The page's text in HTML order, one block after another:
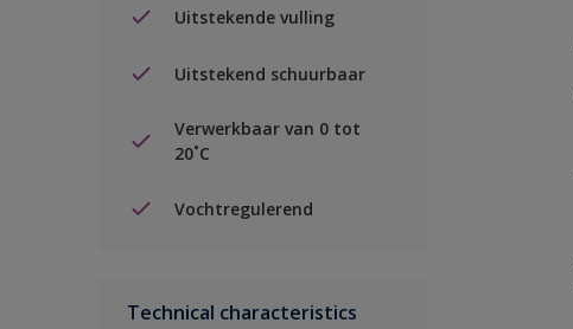
Uitstekende vulling
Uitstekend schuurbaar
Verwerkbaar van 0 tot
20˚C
Vochtregulerend
Technical characteristics